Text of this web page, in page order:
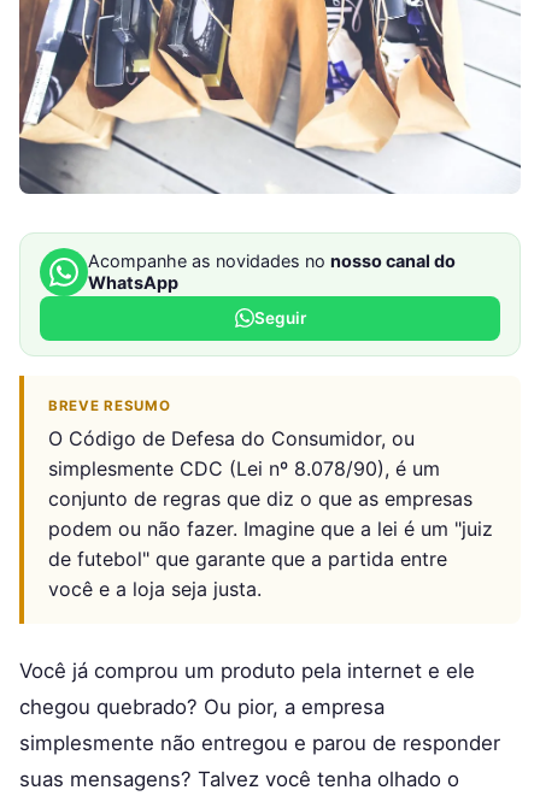
Acompanhe as novidades no nosso canal do
WhatsApp
Seguir
BREVE RESUMO
O Código de Defesa do Consumidor, ou
simplesmente CDC (Lei nº 8.078/90), é um
conjunto de regras que diz o que as empresas
podem ou não fazer. Imagine que a lei é um "juiz
de futebol" que garante que a partida entre
você e a loja seja justa.
Você já comprou um produto pela internet e ele
chegou quebrado? Ou pior, a empresa
simplesmente não entregou e parou de responder
suas mensagens? Talvez você tenha olhado o